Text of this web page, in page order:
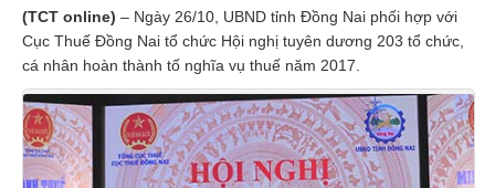
Hình ảnh
Liên hệ
(TCT online) – Ngày 26/10, UBND tỉnh Đồng Nai phối hợp với
Cục Thuế Đồng Nai tổ chức Hội nghị tuyên dương 203 tổ chức,
cá nhân hoàn thành tố nghĩa vụ thuế năm 2017.